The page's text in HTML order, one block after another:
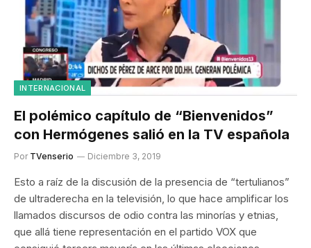
INTERNACIONAL
El polémico capítulo de “Bienvenidos”
con Hermógenes salió en la TV española
Por TVenserio Diciembre 3, 2019
Esto a raíz de la discusión de la presencia de “tertulianos”
de ultraderecha en la televisión, lo que hace amplificar los
llamados discursos de odio contra las minorías y etnias,
que allá tiene representación en el partido VOX que